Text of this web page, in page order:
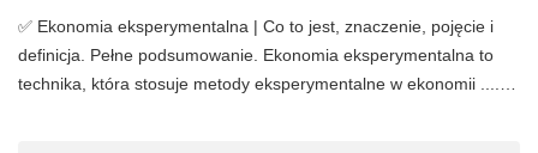
✅ Ekonomia eksperymentalna | Co to jest, znaczenie, pojęcie i
definicja. Pełne podsumowanie. Ekonomia eksperymentalna to
technika, która stosuje metody eksperymentalne w ekonomii ....…